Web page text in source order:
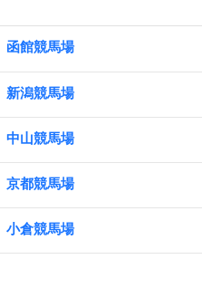
函館競馬場
新潟競馬場
中山競馬場
京都競馬場
小倉競馬場